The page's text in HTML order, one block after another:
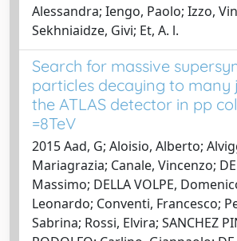
Alessandra; Iengo, Paolo; Izzo,
Sekhniaidze, Givi; Et, A. l.
Search for massive
particles decaying to many
the ATLAS detector in pp
=8TeV
2015 Aad, G; Aloisio, Alberto;
Mariagrazia; Canale, Vincenzo;
Massimo; DELLA VOLPE,
Leonardo; Conventi, Francesco;
Sabrina; Rossi, Elvira; SANCHEZ